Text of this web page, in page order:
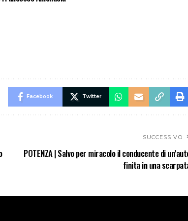
Facebook Twitter
SUCCESSIVO
POTENZA | Salvo per miracolo il conducente di
finita in una